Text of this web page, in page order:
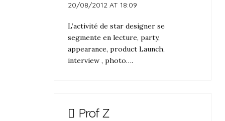
20/08/2012 AT 18:09
L’activité de star designer se
segmente en lecture, party,
appearance, product Launch,
interview , photo….
Prof Z